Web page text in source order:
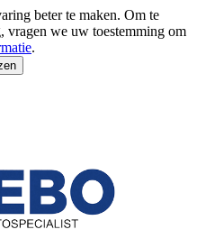
beter te maken. Om te
vragen we uw toestemming om
.